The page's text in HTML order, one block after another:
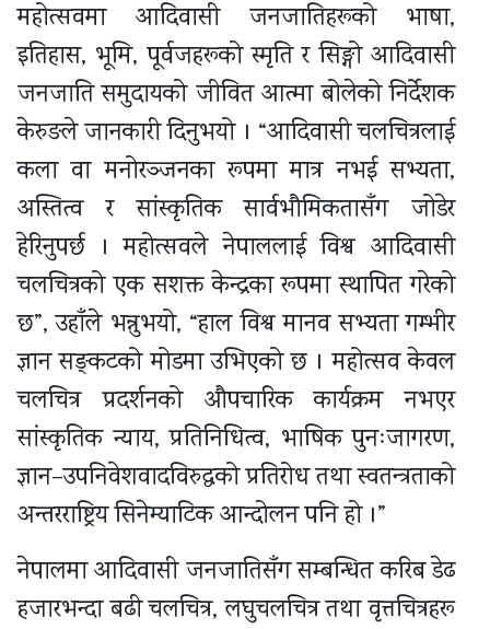
महोत्सवमा आदिवासी जनजातिहरूको भाषा,
इतिहास, भूमि, पूर्वजहरूको स्मृति र सिङ्गो आदिवासी
जनजाति समुदायको जीवित आत्मा बोलेको निर्देशक
केरुङले जानकारी दिनुभयो । “आदिवासी चलचित्रलाई
कला वा मनोरञ्जनका रूपमा मात्र नभई सभ्यता,
अस्तित्व र सांस्कृतिक सार्वभौमिकतासँग जोडेर
हेरिनुपर्छ । महोत्सवले नेपाललाई विश्व आदिवासी
चलचित्रको एक सशक्त केन्द्रका रूपमा स्थापित गरेको
छ”, उहाँले भन्नुभयो, “हाल विश्व मानव सभ्यता गम्भीर
ज्ञान सङ्कटको मोडमा उभिएको छ । महोत्सव केवल
चलचित्र प्रदर्शनको औपचारिक कार्यक्रम नभएर
सांस्कृतिक न्याय, प्रतिनिधित्व, भाषिक पुनःजागरण,
ज्ञान–उपनिवेशवादविरुद्धको प्रतिरोध तथा स्वतन्त्रताको
अन्तरराष्ट्रिय सिनेम्याटिक आन्दोलन पनि हो ।”
नेपालमा आदिवासी जनजातिसँग सम्बन्धित करिब डेढ
हजारभन्दा बढी चलचित्र, लघुचलचित्र तथा वृत्तचित्रहरू